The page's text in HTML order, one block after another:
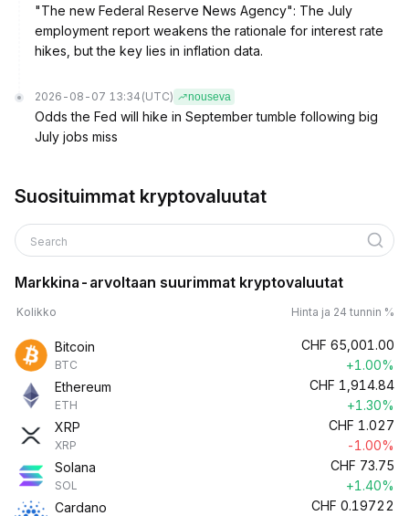
"The new Federal Reserve News Agency": The July
employment report weakens the rationale for interest rate
hikes, but the key lies in inflation data.
2026-08-07 13:34 (UTC) nouseva
Odds the Fed will hike in September tumble following big
July jobs miss
Suosituimmat kryptovaluutat
Search
Markkina-arvoltaan suurimmat kryptovaluutat
Kolikko Hinta ja 24 tunnin %
Bitcoin
BTC
CHF 65,001.00
+1.00%
Ethereum
ETH
CHF 1,914.84
+1.30%
XRP
XRP
CHF 1.027
-1.00%
Solana
SOL
CHF 73.75
+1.40%
Cardano
CHF 0.19722